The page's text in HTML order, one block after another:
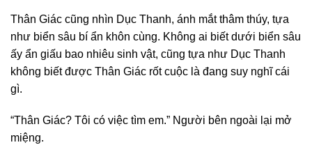
Thân Giác cũng nhìn Dục Thanh, ánh mắt thâm thúy, tựa
như biển sâu bí ẩn khôn cùng. Không ai biết dưới biển sâu
ấy ẩn giấu bao nhiêu sinh vật, cũng tựa như Dục Thanh
không biết được Thân Giác rốt cuộc là đang suy nghĩ cái
gì.
“Thân Giác? Tôi có việc tìm em.” Người bên ngoài lại mở
miệng.